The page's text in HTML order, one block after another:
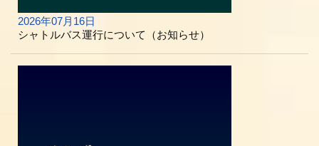
2026年07月16日
シャトルバス運行について（お知らせ）